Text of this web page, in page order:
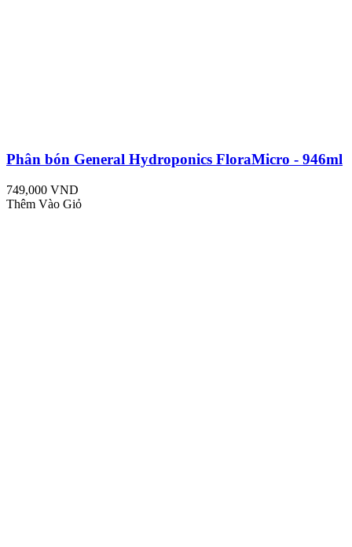
Phân bón General Hydroponics FloraMicro - 946ml
749,000 VND
Thêm Vào Giỏ